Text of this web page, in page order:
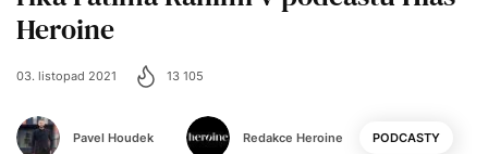
Heroine
Pavel Houdek Redakce Heroine
03. listopad 2021 13 105
PODCASTY